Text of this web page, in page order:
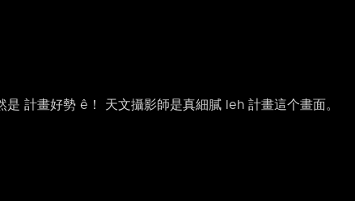
計畫好勢 ê！ 天文攝影師是真細膩 leh 計畫這个畫面。